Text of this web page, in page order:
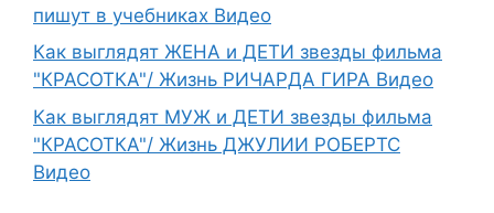
пишут в учебниках Видео
Как выглядят ЖЕНА и ДЕТИ звезды фильма
"КРАСОТКА"/ Жизнь РИЧАРДА ГИРА Видео
Как выглядят МУЖ и ДЕТИ звезды фильма
"КРАСОТКА"/ Жизнь ДЖУЛИИ РОБЕРТС
Видео